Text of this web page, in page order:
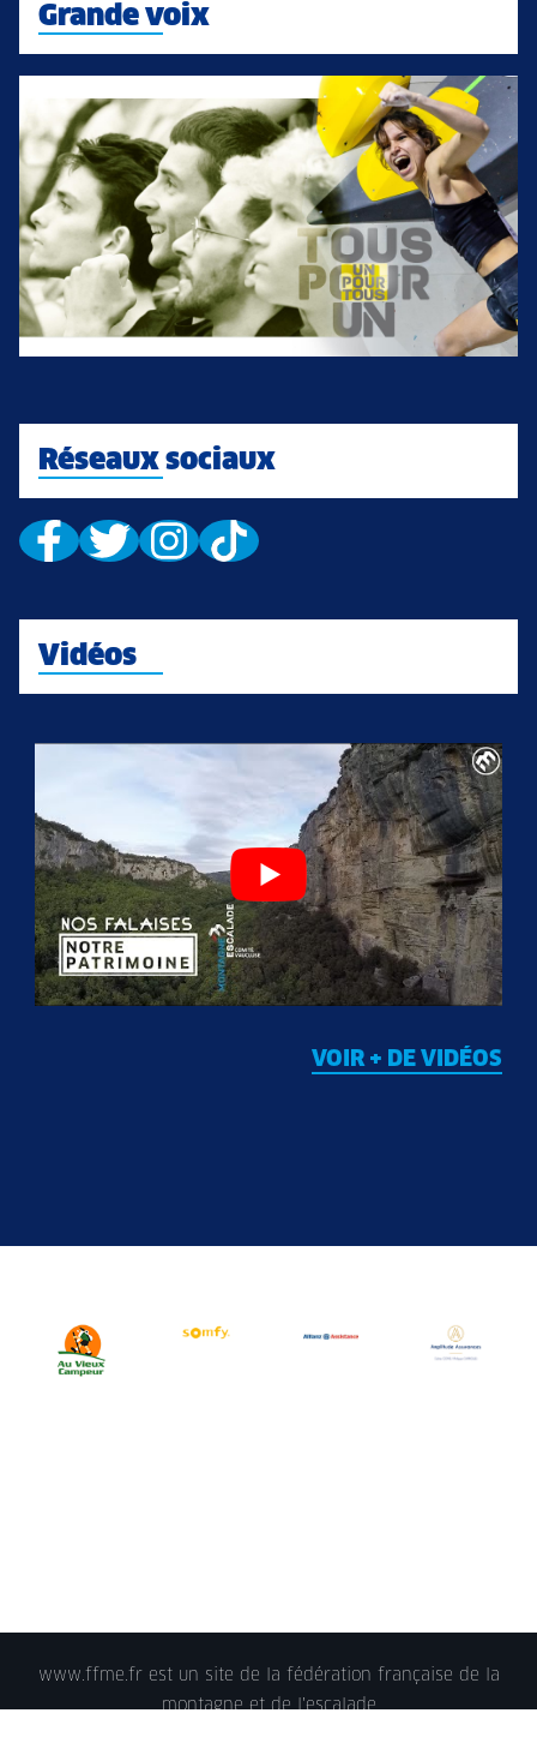
Grande voix
Réseaux sociaux
Vidéos
VOIR + DE VIDÉOS
www.ffme.fr est un site de la fédération française de la
montagne et de l'escalade